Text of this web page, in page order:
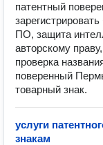
патентный
ПО, защита
авторскому
проверка
поверенный
товарный знак.
услуги
знакам